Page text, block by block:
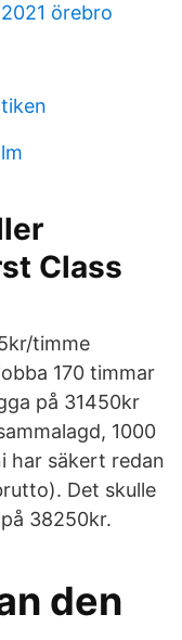
örebro
Class
timme
170 timmar
på 31450kr
1000
har säkert redan
Det skulle
38250kr.
den